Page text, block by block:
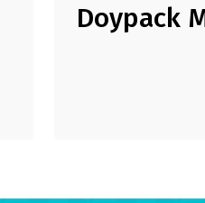
Doypack